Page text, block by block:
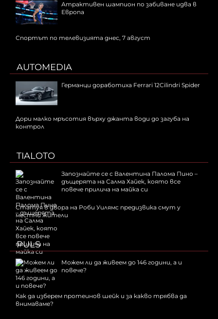
Атрактивен шампион по забиване идва в
Европа
Спортът по телевизията днес, 7 август
AUTOMEDIA
Германци доработиха Ferrari 12Cilindri Spider
Дори малко мръсотия върху джанта води до загуба на
контрол
TIALOTO
Запознайте се с Валентина Палома Пино –
дъщерята на Салма Хайек, която все
повече прилича на майка си
Статуя в двора на Роби Уилямс предизвика смут у
местни жители
PULS
Можем ли да живеем до 146 години, а и
повече?
Как да изберем протеинов шейк и за какво трябва да
внимаваме?